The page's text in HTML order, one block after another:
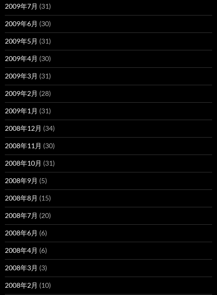
2009年7月 (31)
2009年6月 (30)
2009年5月 (31)
2009年4月 (30)
2009年3月 (31)
2009年2月 (28)
2009年1月 (31)
2008年12月 (34)
2008年11月 (30)
2008年10月 (31)
2008年9月 (5)
2008年8月 (15)
2008年7月 (20)
2008年6月 (6)
2008年4月 (6)
2008年3月 (3)
2008年2月 (10)